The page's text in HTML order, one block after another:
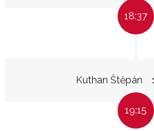
18:37
Kuthan Štěpán
19:15